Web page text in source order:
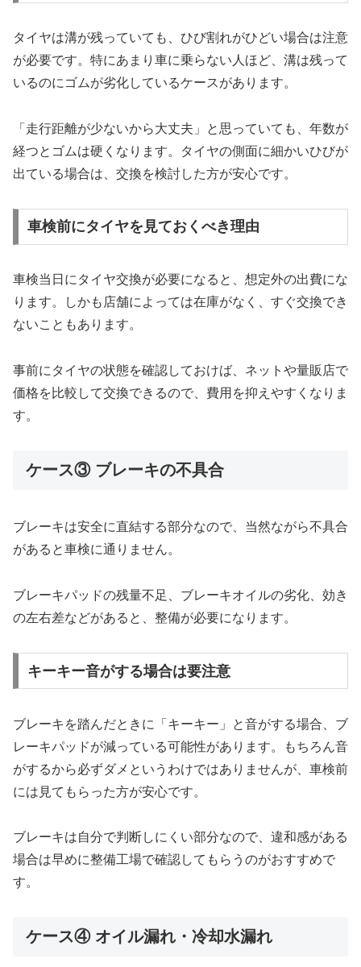
タイヤは溝が残っていても、ひび割れがひどい場合は注意
が必要です。特にあまり車に乗らない人ほど、溝は残って
いるのにゴムが劣化しているケースがあります。
「走行距離が少ないから大丈夫」と思っていても、年数が
経つとゴムは硬くなります。タイヤの側面に細かいひびが
出ている場合は、交換を検討した方が安心です。
車検前にタイヤを見ておくべき理由
車検当日にタイヤ交換が必要になると、想定外の出費にな
ります。しかも店舗によっては在庫がなく、すぐ交換でき
ないこともあります。
事前にタイヤの状態を確認しておけば、ネットや量販店で
価格を比較して交換できるので、費用を抑えやすくなりま
す。
ケース③ ブレーキの不具合
ブレーキは安全に直結する部分なので、当然ながら不具合
があると車検に通りません。
ブレーキパッドの残量不足、ブレーキオイルの劣化、効き
の左右差などがあると、整備が必要になります。
キーキー音がする場合は要注意
ブレーキを踏んだときに「キーキー」と音がする場合、ブ
レーキパッドが減っている可能性があります。もちろん音
がするから必ずダメというわけではありませんが、車検前
には見てもらった方が安心です。
ブレーキは自分で判断しにくい部分なので、違和感がある
場合は早めに整備工場で確認してもらうのがおすすめで
す。
ケース④ オイル漏れ・冷却水漏れ